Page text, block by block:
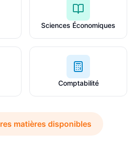
Sciences Économiques
Comptabilité
matières disponibles